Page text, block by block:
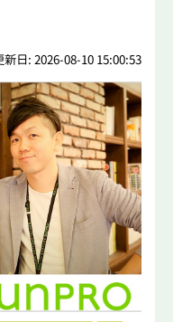
新日: 2026-08-10 15:00:53